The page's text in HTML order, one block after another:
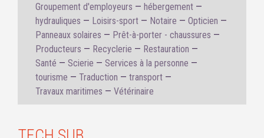
Groupement d'employeurs
hébergement
hydrauliques
Loisirs-sport Notaire
Opticien
Panneaux solaires
Prêt-à-porter - chaussures
Producteurs
Recyclerie
Restauration
Santé
Scierie
Services à la personne
tourisme
Traduction
transport
Travaux maritimes
Vétérinaire